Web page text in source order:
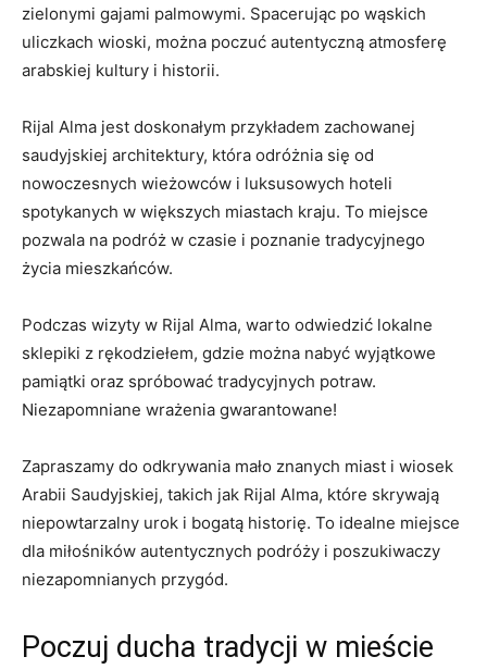
zielonymi gajami palmowymi. Spacerując po wąskich⁢
uliczkach wioski, można poczuć autentyczną atmosferę
⁢arabskiej kultury i⁣ historii.
Rijal Alma jest doskonałym przykładem zachowanej
saudyjskiej architektury, która odróżnia się od
nowoczesnych⁤ wieżowców i luksusowych hoteli
spotykanych w większych miastach kraju. To miejsce
pozwala na podróż w czasie‍ i⁢ poznanie tradycyjnego
życia mieszkańców.
Podczas wizyty​ w Rijal Alma, ⁣warto odwiedzić lokalne
sklepiki⁤ z rękodziełem, gdzie ‍można nabyć wyjątkowe
pamiątki oraz spróbować tradycyjnych potraw.
Niezapomniane ‍wrażenia gwarantowane!
Zapraszamy do ⁢odkrywania mało⁤ znanych miast i ‌wiosek
Arabii Saudyjskiej, takich jak Rijal Alma, które skrywają
niepowtarzalny urok i bogatą historię. To idealne miejsce
dla miłośników autentycznych podróży i poszukiwaczy
niezapomnianych przygód.
Poczuj ducha tradycji w mieście